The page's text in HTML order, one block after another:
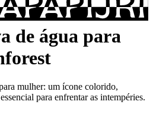
de água para
mulher: um ícone colorido,
para enfrentar as intempéries.